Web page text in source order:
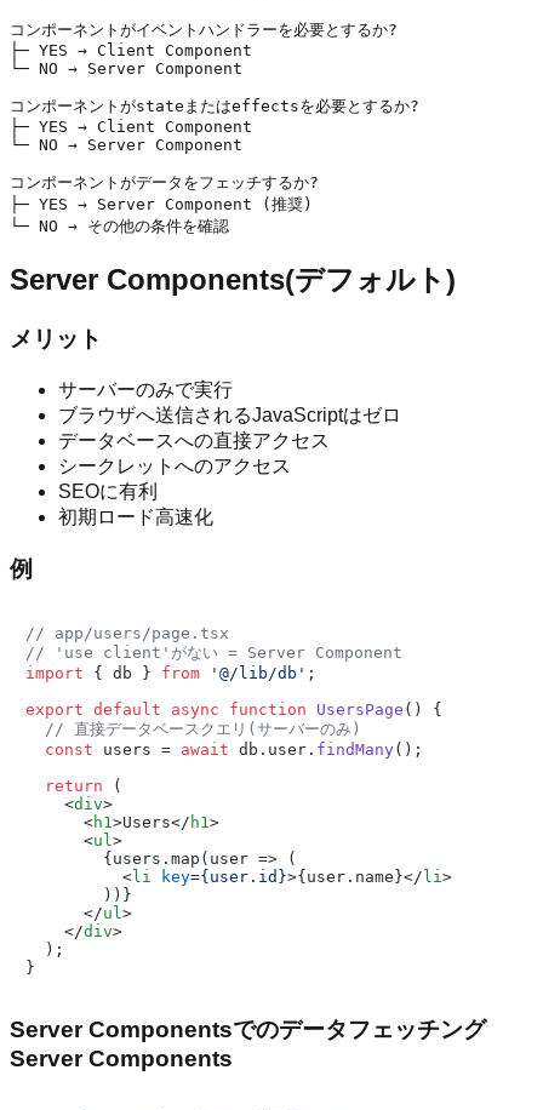
コンポーネントがイベントハンドラーを必要とするか?
├─ YES → Client Component
└─ NO → Server Component
コンポーネントがstateまたはeffectsを必要とするか?
├─ YES → Client Component
└─ NO → Server Component
コンポーネントがデータをフェッチするか?
├─ YES → Server Component (推奨)
Server Components(デフォルト)
メリット
サーバーのみで実行
ブラウザへ送信されるJavaScriptはゼロ
データベースへの直接アクセス
シークレットへのアクセス
SEOに有利
初期ロード高速化
例
// app/users/page.tsx
// 'use client'がない = Server Component
import { db } from '@/lib/db' ;
export default async function UsersPage ( ) {
// 直接データベースクエリ(サーバーのみ)
const users = await db. user . findMany();
return (
<div>
<h1 >Users</ h1 >
<ul >
        {users.map(user => (
<li key={user.id}>{user.name}</li >
        ))}
</ul >
</div>
  );
Server Componentsでのデータフェッチング
Server Components